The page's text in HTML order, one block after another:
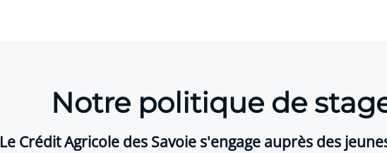
Notre politique de
Le Crédit Agricole des Savoie s'engage auprès des